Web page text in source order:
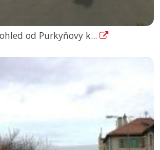
od Purkyňovy k...